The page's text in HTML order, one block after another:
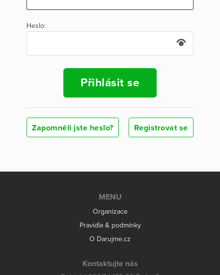
Heslo:
Přihlásit se
Zapomněli jste heslo? Registrovat se
MENU
Organizace
Pravidla & podmínky
O Darujme.cz
Kontaktujte nás